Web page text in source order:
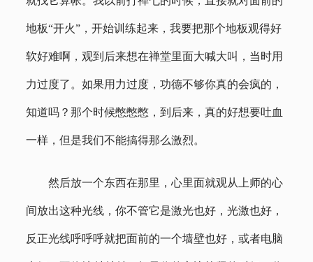
地板“开火”，开始训练起来，我要把那个地板观得好
软好难啊，观到后来想在禅堂里面大喊大叫，当时用
力过度了。如果用力过度，功德不够你真的会疯的，
知道吗？那个时候憋憋憋，到后来，真的好想要吐血
一样，但是我们不能搞得那么激烈。
然后放一个东西在那里，心里面就观从上师的心
间放出这种光线，你不管它是激光也好，光激也好，
反正光线呼呼呼就把面前的一个墙壁也好，或者电脑